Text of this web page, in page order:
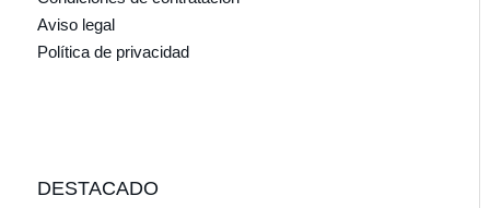
Aviso legal
Política de privacidad
DESTACADO